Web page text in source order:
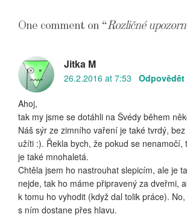
One comment on “Rozličné
Jitka M
26.2.2016 at 7:53 Odpovědět
Ahoj,
tak my jsme se dotáhli na Švédy během
Náš sýr ze zimního vaření je také tvrdý,
užíti :). Řekla bych, že pokud se nenamočí,
je také mnohaletá.
Chtěla jsem ho nastrouhat slepicím, ale je
nejde, tak ho máme připravený za dveřmi,
k tomu ho vyhodit (když dal tolik práce).
s ním dostane přes hlavu.